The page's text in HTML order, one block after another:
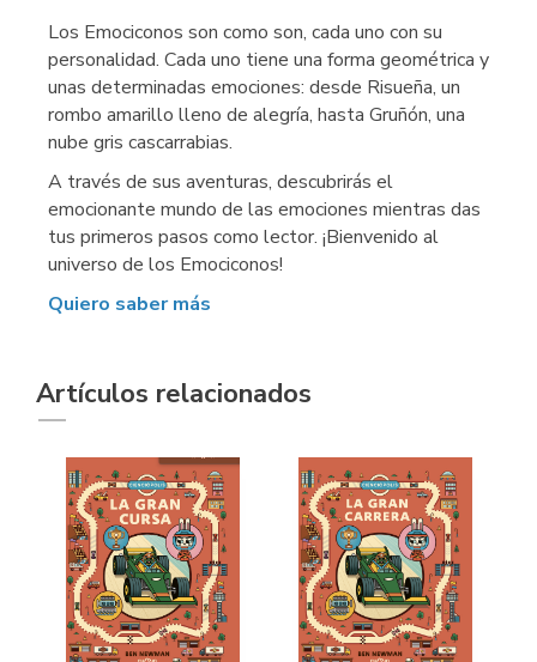
Los Emociconos son como son, cada uno con su
personalidad. Cada uno tiene una forma geométrica y
unas determinadas emociones: desde Risueña, un
rombo amarillo lleno de alegría, hasta Gruñón, una
nube gris cascarrabias.
A través de sus aventuras, descubrirás el
emocionante mundo de las emociones mientras das
tus primeros pasos como lector. ¡Bienvenido al
universo de los Emociconos!
Quiero saber más
Artículos relacionados